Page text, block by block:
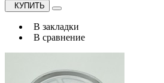
КУПИТЬ
В закладки
В сравнение